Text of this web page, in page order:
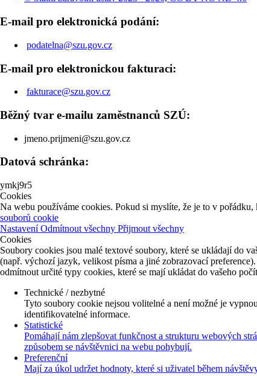
E-mail pro elektronická podání:
podatelna@szu.gov.cz
E-mail pro elektronickou fakturaci:
fakturace@szu.gov.cz
Běžný tvar e-mailu zaměstnanců SZÚ:
jmeno.prijmeni@szu.gov.cz
Datová schránka:
ymkj9r5
Cookies
Na webu používáme cookies. Pokud si myslíte, že je to v
souborů cookie
NastaveníOdmítnout všechny Přijmout všechny
Cookies
Soubory cookies jsou malé textové soubory, které se ukládají do
(např. výchozí jazyk, velikost písma a jiné zobrazovací
odmítnout určité typy cookies, které se mají ukládat do vašeho
Technické / nezbytné
Tyto soubory cookie nejsou volitelné a není možné je
identifikovatelné informace.
Statistické
Pomáhají nám zlepšovat funkčnost a strukturu webových
způsobem se návštěvnici na webu pohybují.
Preferenční
Mají za úkol udržet hodnoty, které si uživatel během